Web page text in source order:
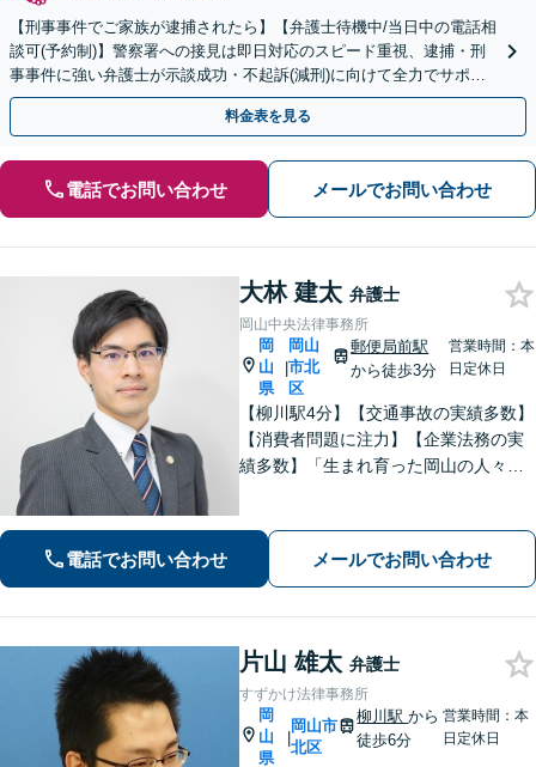
【刑事事件でご家族が逮捕されたら】【弁護士待機中/当日中の電話相
談可(予約制)】警察署への接見は即日対応のスピード重視、逮捕・刑
事事件に強い弁護士が示談成功・不起訴(減刑)に向けて全力でサポー
トします。【加害者側の相談専門】
料金表を見る
電話でお問い合わせ メールでお問い合わせ
大林 建太 弁護士
岡山中央法律事務所
岡
山
県
|
岡山
市北
区
郵便局前駅
から徒歩3分
営業時間：本
日定休日
【柳川駅4分】【交通事故の実績多数】
【消費者問題に注力】【企業法務の実
績多数】「生まれ育った岡山の人々の
実かつ確実な対応に努めてまいりま
す。お気軽にご相談ください。
電話でお問い合わせ メールでお問い合わせ
片山 雄太 弁護士
すずかけ法律事務所
岡
山
県
|
岡山市
北区
柳川駅から
徒歩6分
営業時間：本
日定休日